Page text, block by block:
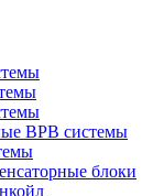
ВРВ системы
блоки